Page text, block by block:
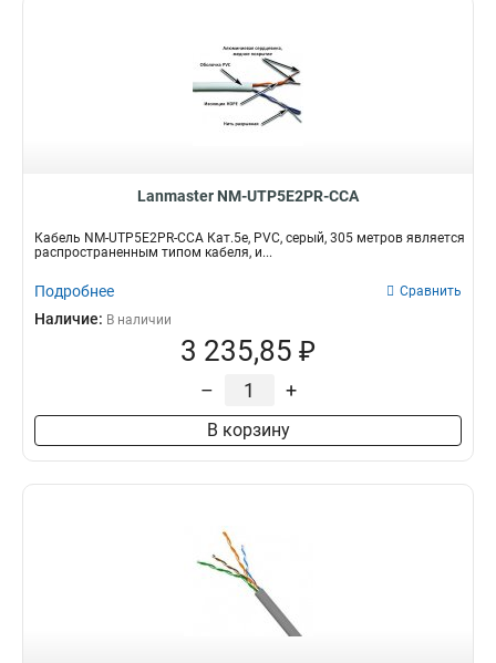
Lanmaster NM-UTP5E2PR-CCA
Кабель NM-UTP5E2PR-CCA Кат.5e, PVC, серый, 305 метров является
распространенным типом кабеля, и...
Подробнее Сравнить
Наличие: В наличии
3 235,85 ₽
– +
В корзину